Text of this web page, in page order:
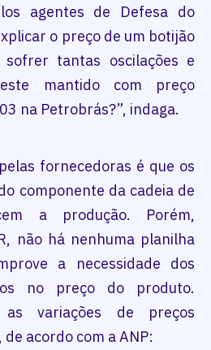
agentes de Defesa do
o preço de um botijão
tantas oscilações e
mantido com preço
na Petrobrás?”, indaga.
fornecedoras é que os
componente da cadeia de
a produção. Porém,
não há nenhuma planilha
a necessidade dos
no preço do produto.
variações de preços
acordo com a ANP: